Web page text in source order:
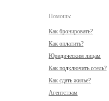
Помощь:
Как бронировать?
Как оплатить?
Юридическим лицам
Как подключить отель?
Как сдать жилье?
Агентствам